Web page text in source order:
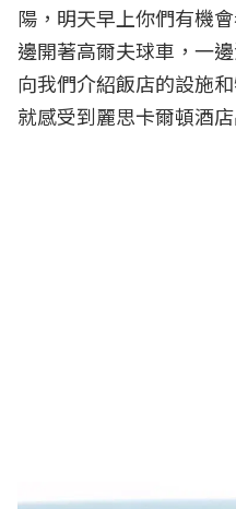
陽，明天早上你們有機
邊開著高爾夫球車，一
向我們介紹飯店的設施
就感受到麗思卡爾頓酒